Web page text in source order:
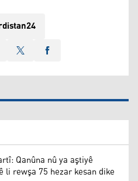
Qanûna nû ya aştiyê
li rewşa 75 hezar kesan dike